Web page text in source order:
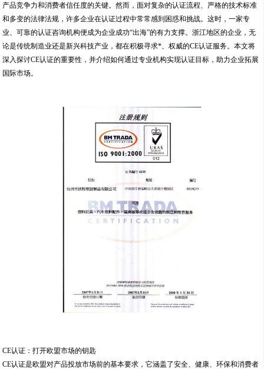
产品竞争力和消费者信任度的关键。然而，面对复杂的认证流程、严格的技术标准
和多变的法律法规，许多企业在认证过程中常常感到困惑和挑战。这时，一家专
业、可靠的认证咨询机构便成为企业成功“出海”的有力支撑。浙江地区的企业，无
论是传统制造业还是新兴科技产业，都在积极寻求*、权威的CE认证服务。本文将
深入探讨CE认证的重要性，并介绍如何通过专业机构实现认证目标，助力企业拓展
国际市场。
CE认证：打开欧盟市场的钥匙
CE认证是欧盟对产品投放市场前的基本要求，它涵盖了安全、健康、环保和消费者